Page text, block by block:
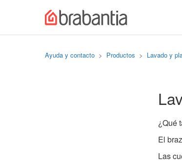
Ayuda y contacto Productos Lavado y
¿Qué
El
Las